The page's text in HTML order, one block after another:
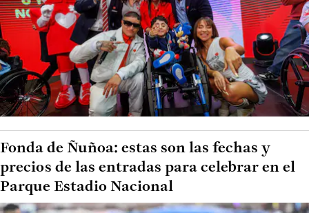
Fonda de Ñuñoa: estas son las fechas y
precios de las entradas para celebrar en el
Parque Estadio Nacional